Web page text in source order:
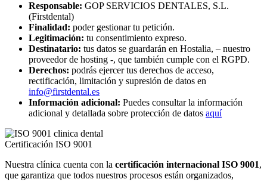
Responsable: GOP SERVICIOS DENTALES, S.L.
(Firstdental)
Finalidad: poder gestionar tu petición.
Legitimación: tu consentimiento expreso.
Destinatario: tus datos se guardarán en Hostalia, – nuestro
proveedor de hosting -, que también cumple con el RGPD.
Derechos: podrás ejercer tus derechos de acceso,
rectificación, limitación y supresión de datos en
info@firstdental.es
Información adicional: Puedes consultar la información
adicional y detallada sobre protección de datos aquí
Certificación ISO 9001
Nuestra clínica cuenta con la certificación internacional ISO 9001,
que garantiza que todos nuestros procesos están organizados,